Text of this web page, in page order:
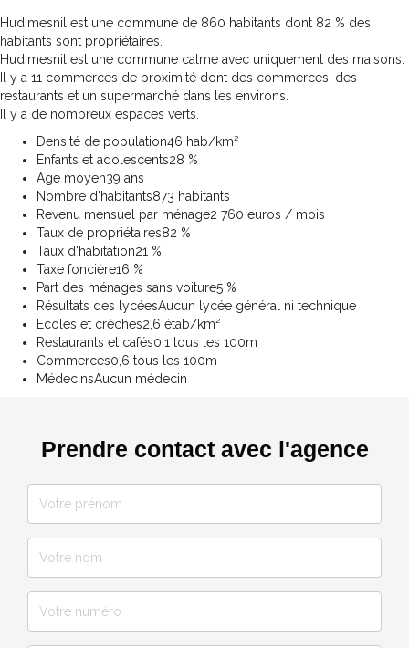
Hudimesnil est une commune de 860 habitants dont 82 % des
habitants sont propriétaires.
Hudimesnil est une commune calme avec uniquement des maisons.
Il y a 11 commerces de proximité dont des commerces, des
restaurants et un supermarché dans les environs.
Il y a de nombreux espaces verts.
Densité de population46 hab/km²
Enfants et adolescents28 %
Age moyen39 ans
Nombre d'habitants873 habitants
Revenu mensuel par ménage2 760 euros / mois
Taux de propriétaires82 %
Taux d'habitation21 %
Taxe foncière16 %
Part des ménages sans voiture5 %
Résultats des lycéesAucun lycée général ni technique
Ecoles et crèches2,6 étab/km²
Restaurants et cafés0,1 tous les 100m
Commerces0,6 tous les 100m
MédecinsAucun médecin
Prendre contact avec l'agence